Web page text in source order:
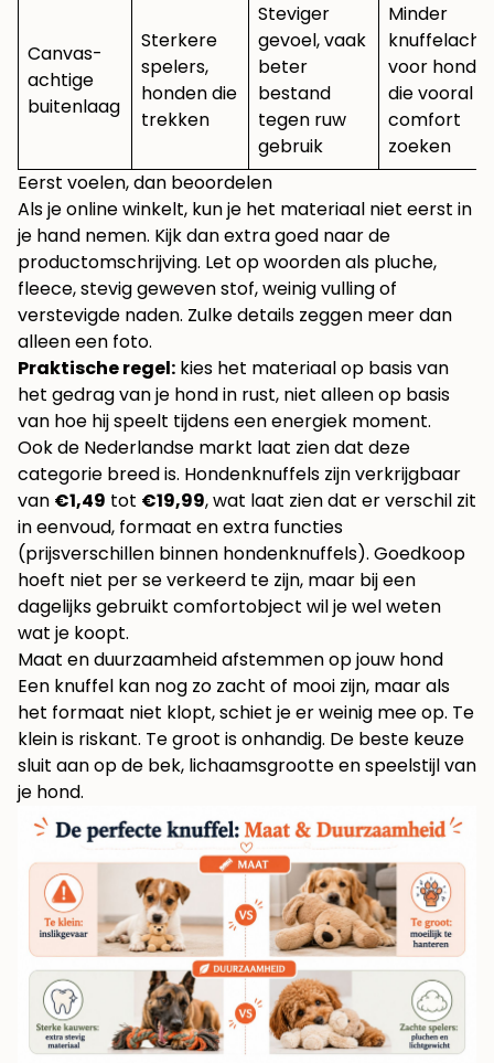
Canvas-
achtige
buitenlaag
Sterkere
spelers,
honden die
trekken
Steviger
gevoel, vaak
beter
bestand
tegen ruw
gebruik
Minder
voor
die vooral
comfort
zoeken
Eerst voelen, dan beoordelen
Als je online winkelt, kun je het materiaal niet eerst in
je hand nemen. Kijk dan extra goed naar de
productomschrijving. Let op woorden als pluche,
fleece, stevig geweven stof, weinig vulling of
verstevigde naden. Zulke details zeggen meer dan
alleen een foto.
Praktische regel: kies het materiaal op basis van
het gedrag van je hond in rust, niet alleen op basis
van hoe hij speelt tijdens een energiek moment.
Ook de Nederlandse markt laat zien dat deze
categorie breed is. Hondenknuffels zijn verkrijgbaar
van €1,49 tot €19,99, wat laat zien dat er verschil zit
in eenvoud, formaat en extra functies
(prijsverschillen binnen hondenknuffels). Goedkoop
hoeft niet per se verkeerd te zijn, maar bij een
dagelijks gebruikt comfortobject wil je wel weten
wat je koopt.
Maat en duurzaamheid afstemmen op jouw hond
Een knuffel kan nog zo zacht of mooi zijn, maar als
het formaat niet klopt, schiet je er weinig mee op. Te
klein is riskant. Te groot is onhandig. De beste keuze
sluit aan op de bek, lichaamsgrootte en speelstijl van
je hond.